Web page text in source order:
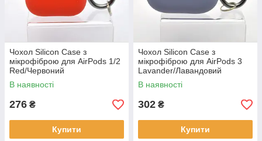
Чохол Silicon Case з
мікрофіброю для AirPods 1/2
Red/Червоний
В наявності
276 ₴
Купити
Чохол Silicon Case з
мікрофіброю для AirPods 3
Lavander/Лавандовий
В наявності
302 ₴
Купити